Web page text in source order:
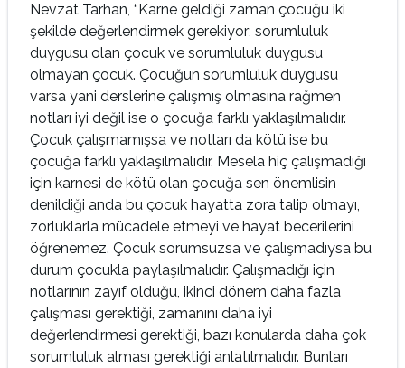
Nevzat Tarhan, “Karne geldiği zaman çocuğu iki
şekilde değerlendirmek gerekiyor; sorumluluk
duygusu olan çocuk ve sorumluluk duygusu
olmayan çocuk. Çocuğun sorumluluk duygusu
varsa yani derslerine çalışmış olmasına rağmen
notları iyi değil ise o çocuğa farklı yaklaşılmalıdır.
Çocuk çalışmamışsa ve notları da kötü ise bu
çocuğa farklı yaklaşılmalıdır. Mesela hiç çalışmadığı
için karnesi de kötü olan çocuğa sen önemlisin
denildiği anda bu çocuk hayatta zora talip olmayı,
zorluklarla mücadele etmeyi ve hayat becerilerini
öğrenemez. Çocuk sorumsuzsa ve çalışmadıysa bu
durum çocukla paylaşılmalıdır. Çalışmadığı için
notlarının zayıf olduğu, ikinci dönem daha fazla
çalışması gerektiği, zamanını daha iyi
değerlendirmesi gerektiği, bazı konularda daha çok
sorumluluk alması gerektiği anlatılmalıdır. Bunları